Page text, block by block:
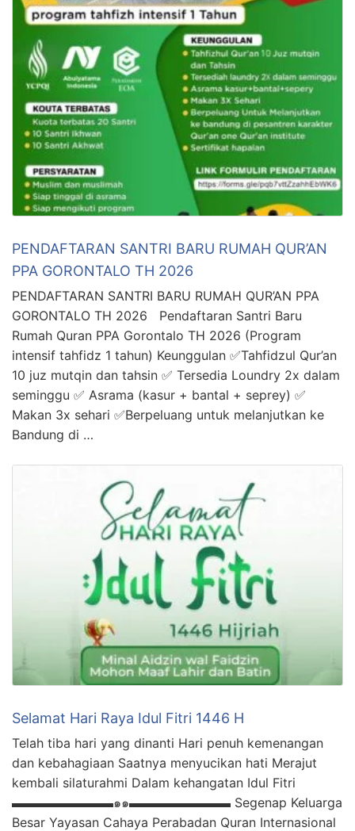
PENDAFTARAN SANTRI BARU RUMAH QUR’AN
PPA GORONTALO TH 2026
PENDAFTARAN SANTRI BARU RUMAH QUR’AN PPA
GORONTALO TH 2026 Pendaftaran Santri Baru
Rumah Quran PPA Gorontalo TH 2026 (Program
intensif tahfidz 1 tahun) Keunggulan ✅Tahfidzul Qur’an
10 juz mutqin dan tahsin ✅ Tersedia Loundry 2x dalam
seminggu ✅ Asrama (kasur + bantal + seprey) ✅
Makan 3x sehari ✅Berpeluang untuk melanjutkan ke
Bandung di …
Selamat Hari Raya Idul Fitri 1446 H
Telah tiba hari yang dinanti Hari penuh kemenangan
dan kebahagiaan Saatnya menyucikan hati Merajut
kembali silaturahmi Dalam kehangatan Idul Fitri
▬▬▬▬▬▬▬▬๑๑▬▬▬▬▬▬▬▬ Segenap Keluarga
Besar Yayasan Cahaya Perabadan Quran Internasional